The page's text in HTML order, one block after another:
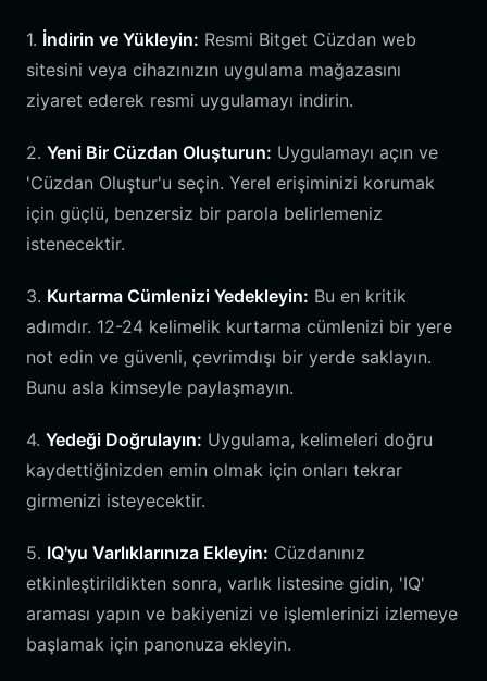
1. İndirin ve Yükleyin: Resmi Bitget Cüzdan web
sitesini veya cihazınızın uygulama mağazasını
ziyaret ederek resmi uygulamayı indirin.
2. Yeni Bir Cüzdan Oluşturun: Uygulamayı açın ve
'Cüzdan Oluştur'u seçin. Yerel erişiminizi korumak
için güçlü, benzersiz bir parola belirlemeniz
istenecektir.
3. Kurtarma Cümlenizi Yedekleyin: Bu en kritik
adımdır. 12-24 kelimelik kurtarma cümlenizi bir yere
not edin ve güvenli, çevrimdışı bir yerde saklayın.
Bunu asla kimseyle paylaşmayın.
4. Yedeği Doğrulayın: Uygulama, kelimeleri doğru
kaydettiğinizden emin olmak için onları tekrar
girmenizi isteyecektir.
5. IQ'yu Varlıklarınıza Ekleyin: Cüzdanınız
etkinleştirildikten sonra, varlık listesine gidin, 'IQ'
araması yapın ve bakiyenizi ve işlemlerinizi izlemeye
başlamak için panonuza ekleyin.